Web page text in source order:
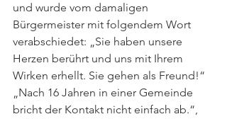
und wurde vom damaligen
Bürgermeister mit folgendem Wort
verabschiedet: „Sie haben unsere
Herzen berührt und uns mit Ihrem
Wirken erhellt. Sie gehen als Freund!“
„Nach 16 Jahren in einer Gemeinde
bricht der Kontakt nicht einfach ab.“,